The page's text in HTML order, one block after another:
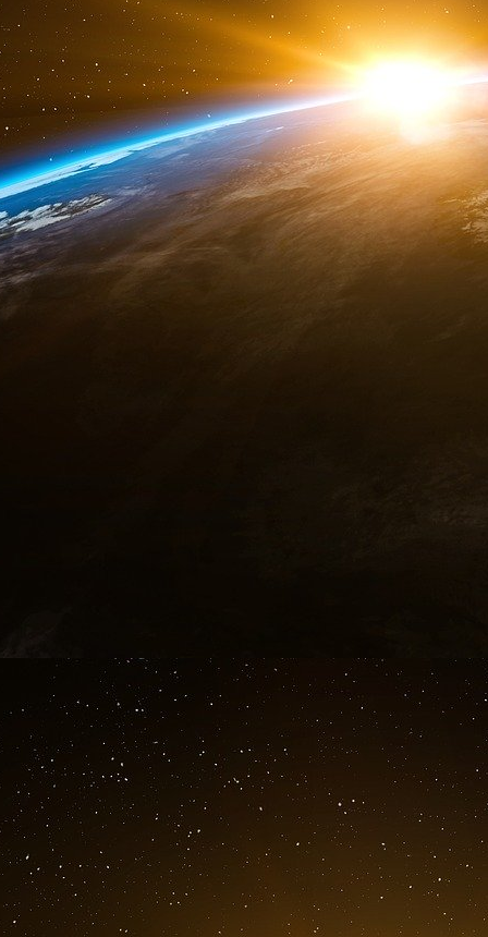
commerce colonial.Au XVII
siècle, le
orientales ou des Amériques était une
investisseurs avaient la possibilité de ne
expéditions. « Si le navire revenait, le
contraire, la mise était perdue » explique
esclavagistes, comme le tabac, le café ou
tout particulièrement le sucre, considéré
par son succès la machinerie financière
consommés dans des établissements comme
où se discutaient les prochaines affaires.
Le
activité lucrative, sur laquelle la Compagnie
britannique, la Royal Navy. Investisseurs et
dans les coffee houses, qui étaient «
Dearden.
Une autre activité financière va se
des assurances. Un autre café londonien,
lieu de rencontre pour les marchands,
pouvaient souscrire des contrats pour se
club d’investisseurs connu sous le nom
l’établissement, Edward Lloyd. Par la
market a rapidement gagné de la notoriété